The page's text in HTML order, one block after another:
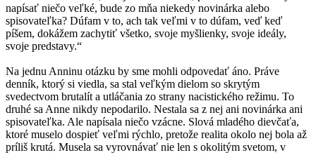
napísať niečo veľké, bude zo mňa niekedy novinárka alebo
spisovateľka? Dúfam v to, ach tak veľmi v to dúfam, veď keď
píšem, dokážem zachytiť všetko, svoje myšlienky, svoje ideály,
svoje predstavy.“
Na jednu Anninu otázku by sme mohli odpovedať áno. Práve
denník, ktorý si viedla, sa stal veľkým dielom so skrytým
svedectvom brutalít a utláčania zo strany nacistického režimu. To
druhé sa Anne nikdy nepodarilo. Nestala sa z nej ani novinárka ani
spisovateľka. Ale napísala niečo vzácne. Slová mladého dievčaťa,
ktoré muselo dospieť veľmi rýchlo, pretože realita okolo nej bola až
príliš krutá. Musela sa vyrovnávať nie len s okolitým svetom, v